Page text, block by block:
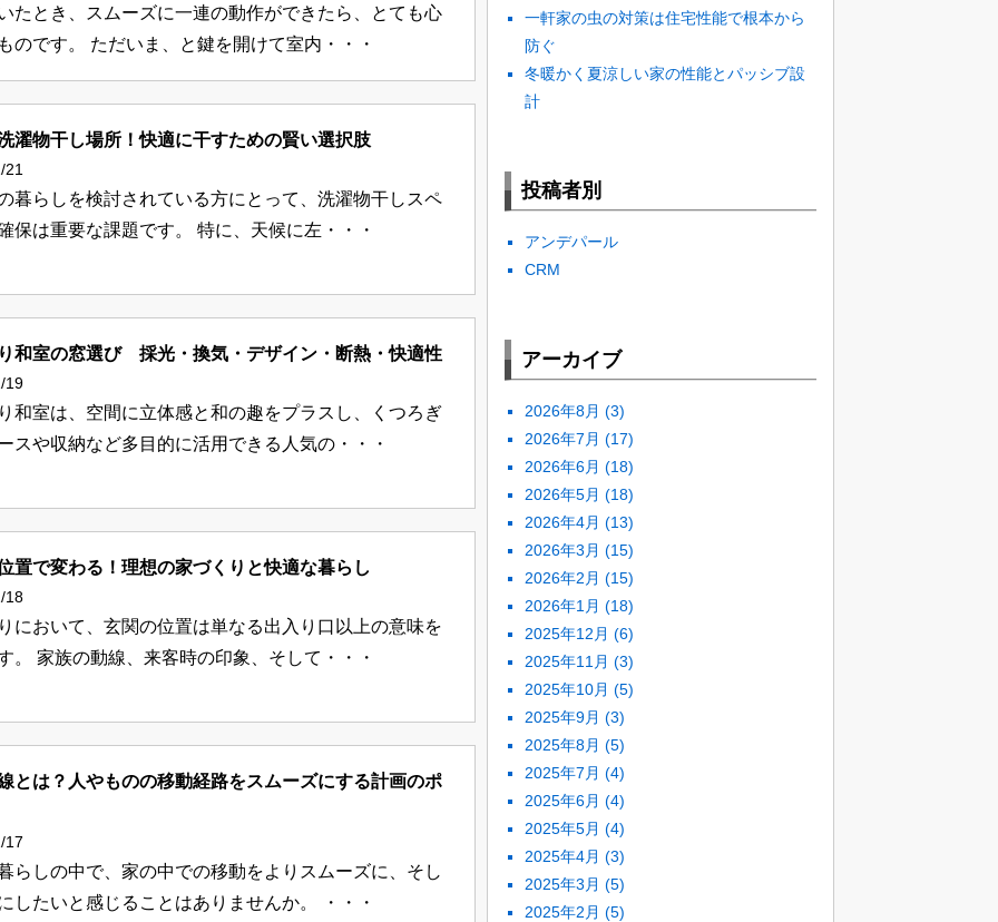
たとき、スムーズに一連の動作ができたら、とても心
のです。 ただいま、と鍵を開けて室内・・・
濯物干し場所！快適に干すための賢い選択肢
21
暮らしを検討されている方にとって、洗濯物干しスペ
保は重要な課題です。 特に、天候に左・・・
和室の窓選び 採光・換気・デザイン・断熱・快適性
19
和室は、空間に立体感と和の趣をプラスし、くつろぎ
スや収納など多目的に活用できる人気の・・・
置で変わる！理想の家づくりと快適な暮らし
18
において、玄関の位置は単なる出入り口以上の意味を
。 家族の動線、来客時の印象、そして・・・
とは？人やものの移動経路をスムーズにする計画のポ
17
らしの中で、家の中での移動をよりスムーズに、そし
したいと感じることはありませんか。 ・・・
一軒家の虫の対策は住宅性能で根本から
防ぐ
冬暖かく夏涼しい家の性能とパッシブ設
計
投稿者別
アンデパール
CRM
アーカイブ
2026年8月 (3)
2026年7月 (17)
2026年6月 (18)
2026年5月 (18)
2026年4月 (13)
2026年3月 (15)
2026年2月 (15)
2026年1月 (18)
2025年12月 (6)
2025年11月 (3)
2025年10月 (5)
2025年9月 (3)
2025年8月 (5)
2025年7月 (4)
2025年6月 (4)
2025年5月 (4)
2025年4月 (3)
2025年3月 (5)
2025年2月 (5)